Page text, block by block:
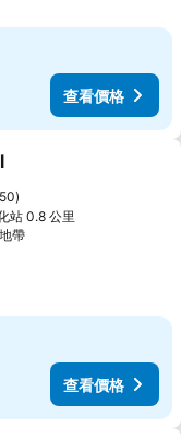
查看價格
站 0.8 公里
帶查看價格
查看價格